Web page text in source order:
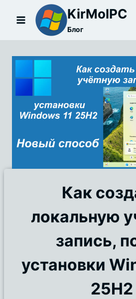
содержимому
KirMolPC
Блог
Как
локальную
запись,
установки
25H2